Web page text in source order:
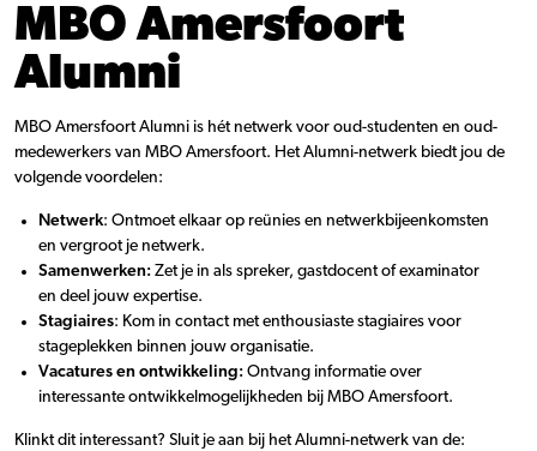
MBO Amersfoort
Alumni
MBO Amersfoort Alumni is hét netwerk voor oud-studenten en oud-
medewerkers van MBO Amersfoort. Het Alumni-netwerk biedt jou de
volgende voordelen:
Netwerk: Ontmoet elkaar op reünies en netwerkbijeenkomsten
en vergroot je netwerk.
Samenwerken: Zet je in als spreker, gastdocent of examinator
en deel jouw expertise.
Stagiaires: Kom in contact met enthousiaste stagiaires voor
stageplekken binnen jouw organisatie.
Vacatures en ontwikkeling: Ontvang informatie over
interessante ontwikkelmogelijkheden bij MBO Amersfoort.
Klinkt dit interessant? Sluit je aan bij het Alumni-netwerk van de: